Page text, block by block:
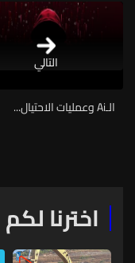
التالي
الـAi وعمليات الاحتيال...
اخترنا لكم